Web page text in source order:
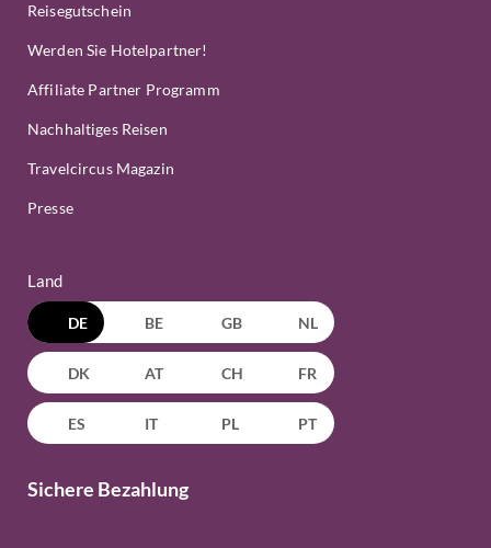
Reisegutschein
Werden Sie Hotelpartner!
Affiliate Partner Programm
Nachhaltiges Reisen
Travelcircus Magazin
Presse
Land
DE BE GB NL
DK AT CH FR
ES IT PL PT
Sichere Bezahlung